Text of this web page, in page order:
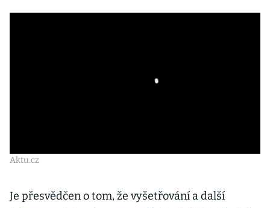
Aktu.cz
Je přesvědčen o tom, že vyšetřování a další